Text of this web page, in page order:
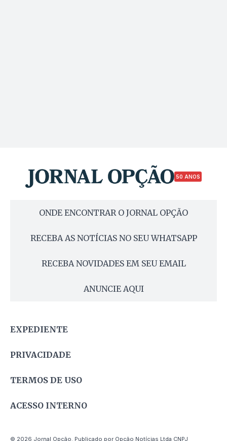
50 ANOS
ONDE ENCONTRAR O JORNAL OPÇÃO
RECEBA AS NOTÍCIAS NO SEU WHATSAPP
RECEBA NOVIDADES EM SEU EMAIL
ANUNCIE AQUI
EXPEDIENTE
PRIVACIDADE
TERMOS DE USO
ACESSO INTERNO
© 2026 Jornal Opção. Publicado por Opção Notícias Ltda CNPJ